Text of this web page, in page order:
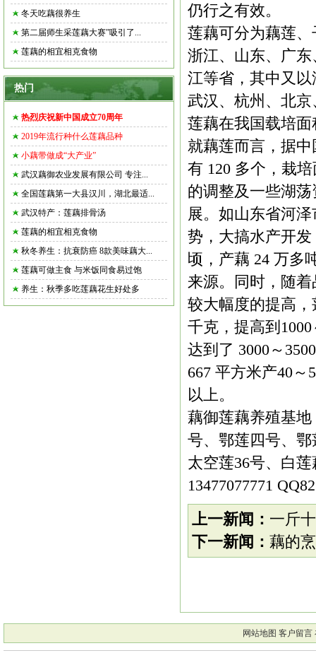
冬天吃藕很养生
第二届师生采莲藕大赛”吸引了...
莲藕的相宜相克食物
热门
热烈庆祝新中国成立70周年
2019年流行种什么莲藕品种
小藕带做成“大产业”
武汉藕御农业发展有限公司 专注...
全国莲藕第一大县汉川，湖北最适...
武汉特产：莲藕排骨汤
莲藕的相宜相克食物
秋冬养生：抗衰防癌 8款美味藕大...
莲藕可做主食 与米饭同食易过饱
养生：秋季多吃莲藕花生好处多
仍行之有效。
莲藕可分为藕莲
浙江、山东、广
江等省，其中又
武汉、杭州、北
莲藕在我国载培
就藕莲而言，据
有 120 多个，栽
的调整及一些湖
展。如山东省河
势，大搞水产开
顷，产藕 24 万多
来源。同时，随
较大幅度的提高，
千克，提高到
达到了 3000～
667 平方米产40～
以上。
藕御莲藕养殖基
号、鄂莲四号、鄂
太空莲36号、白
13477077771
上一新闻： 一斤
下一新闻： 藕的
网站地图 客户留言